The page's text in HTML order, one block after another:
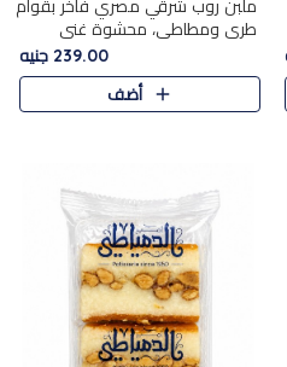
ملبن روب شرقي مصري فاخر بقوام
طري ومطاطي، محشوة غني
بسخاء بقطع عين الجمل واللوز
الفاخر التي تضيف قرمشة مميزة
ومرضية ونكهة ناتي غنية في كل
239.00 جنيه
أضف